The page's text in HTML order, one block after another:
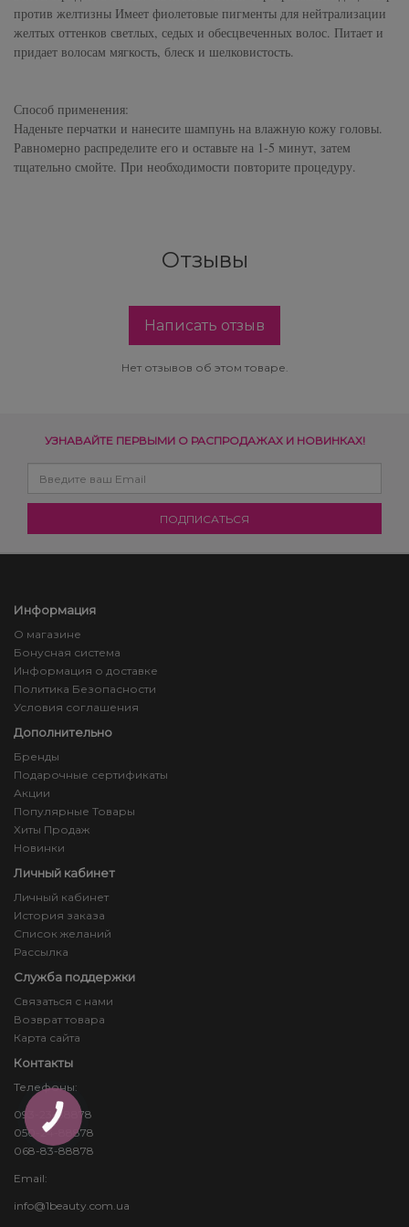
против желтизны Имеет фиолетовые пигменты для нейтрализации
желтых оттенков светлых, седых и обесцвеченных волос. Питает и
придает волосам мягкость, блеск и шелковистость.
Способ применения:
Наденьте перчатки и нанесите шампунь на влажную кожу головы.
Равномерно распределите его и оставьте на 1-5 минут, затем
тщательно смойте. При необходимости повторите процедуру.
Отзывы
Написать отзыв
Нет отзывов об этом товаре.
УЗНАВАЙТЕ ПЕРВЫМИ О РАСПРОДАЖАХ И НОВИНКАХ!
Информация
О магазине
Бонусная система
Информация о доставке
Политика Безопасности
Условия соглашения
Дополнительно
Бренды
Подарочные сертификаты
Акции
Популярные Товары
Хиты Продаж
Новинки
Личный кабинет
Личный кабинет
История заказа
Список желаний
Рассылка
Служба поддержки
Связаться с нами
Возврат товара
Карта сайта
Контакты
Телефоны:
093-23-88878
050-24-88878
068-83-88878
Email:
info@1beauty.com.ua
Subtil Design Lab - Серия для
максимального сохранения цвета волос
Subtil Man XY - Серия для мужчин: для
ухода и укладки
Laboratoire Ducastel Subtil Blond
Subtil Beautist - чистое решение для
Subrina Glow-Plex - Питание, увлажнение и
You Look Glamour
КНОПКА
ЗВ'ЯЗКУ